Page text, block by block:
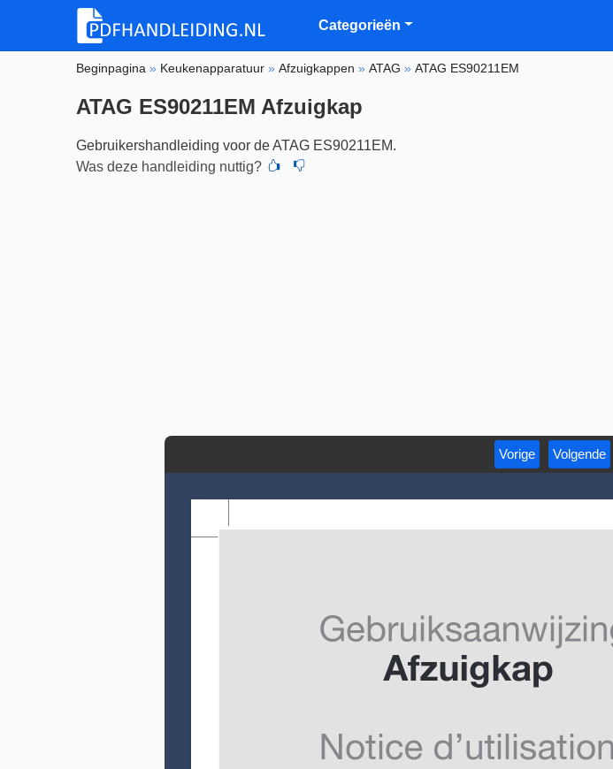
Categorieën
Beginpagina » Keukenapparatuur »Afzuigkappen »ATAG »ATAG ES90211EM
ATAG ES90211EM Afzuigkap
Gebruikershandleiding voor de ATAG ES90211EM.
Was deze handleiding nuttig?
Vorige Volgende